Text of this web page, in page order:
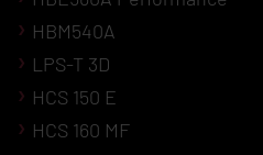
HBM540A
LPS-T 3D
HCS 150 E
HCS 160 MF